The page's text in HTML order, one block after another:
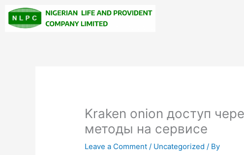
content
Kraken onion доступ
методы на сервисе
Leave a Comment / Uncategorized / By